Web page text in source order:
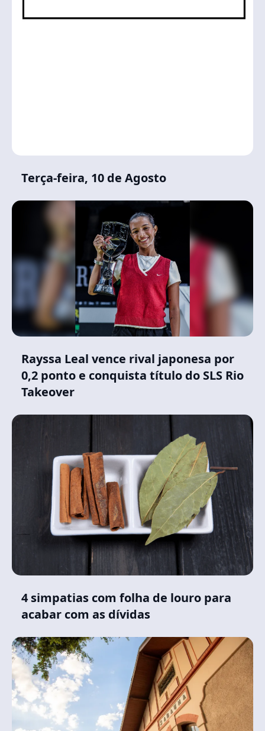
Terça-feira, 10 de Agosto
Rayssa Leal vence rival japonesa por
0,2 ponto e conquista título do SLS Rio
Takeover
4 simpatias com folha de louro para
acabar com as dívidas